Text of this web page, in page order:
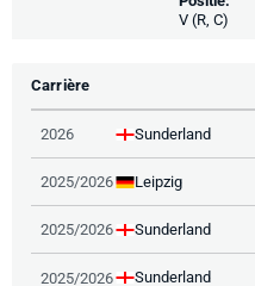
V (R, C)
Carrière
2026 Sunderland
2025/2026 Leipzig
2025/2026 Sunderland
2025/2026 Sunderland